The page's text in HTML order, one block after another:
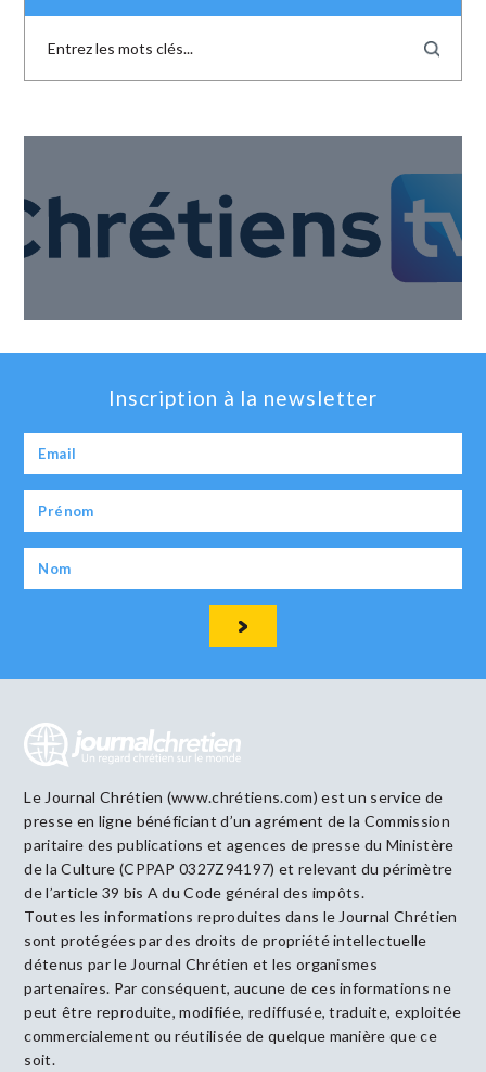
Inscription à la newsletter
Le Journal Chrétien (www.chrétiens.com) est un service de
presse en ligne bénéficiant d’un agrément de la Commission
paritaire des publications et agences de presse du Ministère
de la Culture (CPPAP 0327Z94197) et relevant du périmètre
de l’article 39 bis A du Code général des impôts.
Toutes les informations reproduites dans le Journal Chrétien
sont protégées par des droits de propriété intellectuelle
détenus par le Journal Chrétien et les organismes
partenaires. Par conséquent, aucune de ces informations ne
peut être reproduite, modifiée, rediffusée, traduite, exploitée
commercialement ou réutilisée de quelque manière que ce
soit.